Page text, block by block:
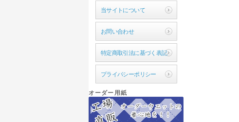
当サイトについて
お問い合わせ
特定商取引法に基づく表記
プライバシーポリシー
オーダー用紙